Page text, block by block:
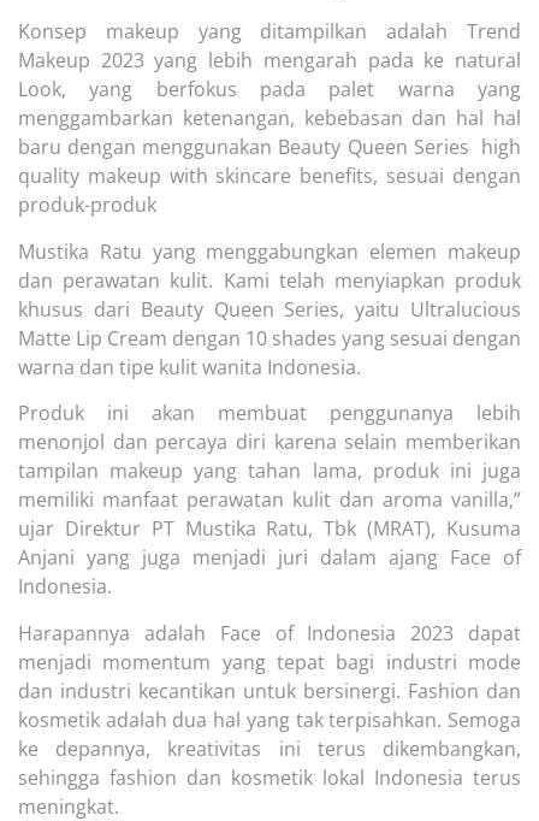
Konsep makeup yang ditampilkan adalah Trend
Makeup 2023 yang lebih mengarah pada ke natural
Look, yang berfokus pada palet warna yang
menggambarkan ketenangan, kebebasan dan hal hal
baru dengan menggunakan Beauty Queen Series high
quality makeup with skincare benefits, sesuai dengan
produk-produk
Mustika Ratu yang menggabungkan elemen makeup
dan perawatan kulit. Kami telah menyiapkan produk
khusus dari Beauty Queen Series, yaitu Ultralucious
Matte Lip Cream dengan 10 shades yang sesuai dengan
warna dan tipe kulit wanita Indonesia.
Produk ini akan membuat penggunanya lebih
menonjol dan percaya diri karena selain memberikan
tampilan makeup yang tahan lama, produk ini juga
memiliki manfaat perawatan kulit dan aroma vanilla,”
ujar Direktur PT Mustika Ratu, Tbk (MRAT), Kusuma
Anjani yang juga menjadi juri dalam ajang Face of
Indonesia.
Harapannya adalah Face of Indonesia 2023 dapat
menjadi momentum yang tepat bagi industri mode
dan industri kecantikan untuk bersinergi. Fashion dan
kosmetik adalah dua hal yang tak terpisahkan. Semoga
ke depannya, kreativitas ini terus dikembangkan,
sehingga fashion dan kosmetik lokal Indonesia terus
meningkat.